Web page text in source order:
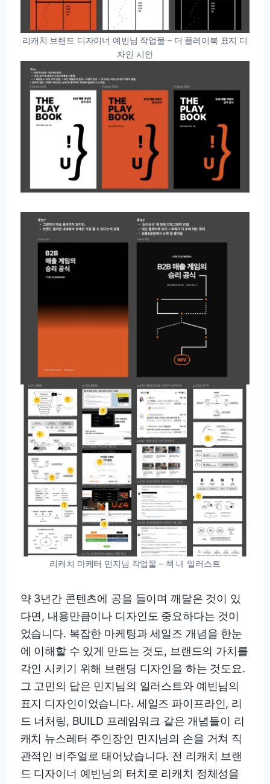
리캐치 브랜드 디자이너 예빈님 작업물 – 더 플레이북 표지 디
자인 시안
리캐치 마케터 민지님 작업물 – 책 내 일러스트
약 3년간 콘텐츠에 공을 들이며 깨달은 것이 있
다면, 내용만큼이나 디자인도 중요하다는 것이
었습니다. 복잡한 마케팅과 세일즈 개념을 한눈
에 이해할 수 있게 만드는 것도, 브랜드의 가치를
각인 시키기 위해 브랜딩 디자인을 하는 것도요.
그 고민의 답은 민지님의 일러스트와 예빈님의
표지 디자인이었습니다. 세일즈 파이프라인, 리
드 너처링, BUILD 프레임워크 같은 개념들이 리
캐치 뉴스레터 주인장인 민지님의 손을 거쳐 직
관적인 비주얼로 태어났습니다. 전 리캐치 브랜
드 디자이너 예빈님의 터치로 리캐치 정체성을